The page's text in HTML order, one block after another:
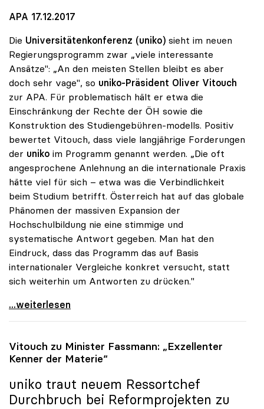
APA 17.12.2017
Die Universitätenkonferenz (uniko) sieht im neuen
Regierungsprogramm zwar „viele interessante
Ansätze": „An den meisten Stellen bleibt es aber
doch sehr vage", so uniko-Präsident Oliver Vitouch
zur APA. Für problematisch hält er etwa die
Einschränkung der Rechte der ÖH sowie die
Konstruktion des Studiengebühren-modells. Positiv
bewertet Vitouch, dass viele langjährige Forderungen
der uniko im Programm genannt werden. „Die oft
angesprochene Anlehnung an die internationale Praxis
hätte viel für sich – etwa was die Verbindlichkeit
beim Studium betrifft. Österreich hat auf das globale
Phänomen der massiven Expansion der
Hochschulbildung nie eine stimmige und
systematische Antwort gegeben. Man hat den
Eindruck, dass das Programm das auf Basis
internationaler Vergleiche konkret versucht, statt
sich weiterhin um Antworten zu drücken."
Koalition - Programm für uniko noch „sehr vage\"
...weiterlesen
Vitouch zu Minister Fassmann: „Exzellenter
Kenner der Materie“
uniko traut neuem Ressortchef
Durchbruch bei Reformprojekten zu